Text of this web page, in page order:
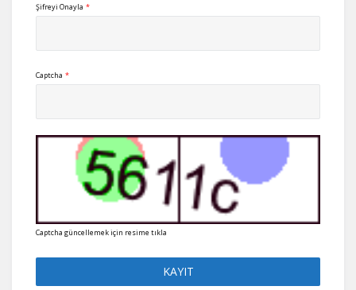
Şifreyi Onayla *
Captcha *
Captcha güncellemek için resime tıkla